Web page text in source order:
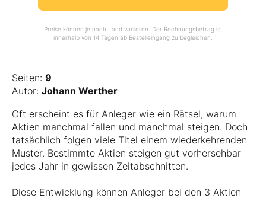
Preise können je nach Land variieren. Der Rechnungsbetrag ist
innerhalb von 14 Tagen ab Bestelleingang zu begleichen.
Seiten: 9
Autor: Johann Werther
Oft erscheint es für Anleger wie ein Rätsel, warum
Aktien manchmal fallen und manchmal steigen. Doch
tatsächlich folgen viele Titel einem wiederkehrenden
Muster. Bestimmte Aktien steigen gut vorhersehbar
jedes Jahr in gewissen Zeitabschnitten.
Diese Entwicklung können Anleger bei den 3 Aktien